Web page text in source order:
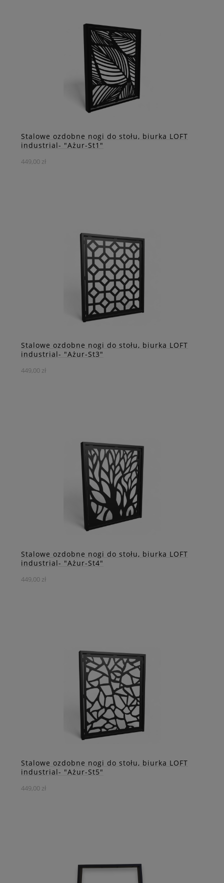
wybór, jeśli szukasz elegancji i ponadczasowego stylu.
Wykonane z wysokiej jakości stali, te nogi charakteryzują
się prostym, a zarazem wyrafinowanym wyglądem.
DO KOSZYKA
Stalowe ozdobne nogi do stołu, biurka LOFT
industrial- "Ażur-St1"
449,00 zł
Stylowe stalowe nogi do stołów i biurek z wyjątkowym
ażurem – idealne połączenie funkcjonalności i designu
DO KOSZYKA
ZOBACZ WIĘCEJ
Stalowe ozdobne nogi do stołu, biurka LOFT
industrial- "Ażur-St3"
449,00 zł
Eleganckie stalowe nogi do stołów i biurek z unikatowym
orientalnym wzorem geometrycznym
DO KOSZYKA
ZOBACZ WIĘCEJ
Stalowe ozdobne nogi do stołu, biurka LOFT
industrial- "Ażur-St4"
449,00 zł
Wyjątkowe stalowe nogi do stołów i biurek z
wypełnieniem w formie drzewa – idealne połączenie
solidności i artystycznego designu.
DO KOSZYKA
ZOBACZ WIĘCEJ
Stalowe ozdobne nogi do stołu, biurka LOFT
industrial- "Ażur-St5"
449,00 zł
nieregularnym wzorem – doskonałe połączenie
funkcjonalności i artystycznego wyrazu.